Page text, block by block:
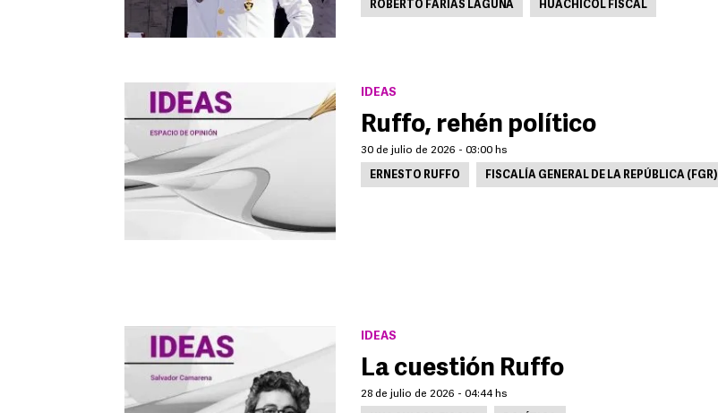
ROBERTO FARÍAS LAGUNA HUACHICOL FISCAL
IDEAS
Ruffo, rehén político
30 de julio de 2026 - 03:00 hs
ERNESTO RUFFO FISCALÍA GENERAL DE LA REPÚBLICA (FGR)
IDEAS
La cuestión Ruffo
28 de julio de 2026 - 04:44 hs